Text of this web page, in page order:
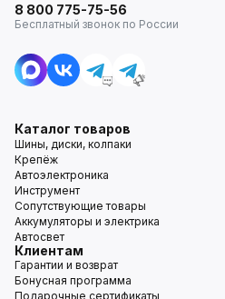
8 800 775-75-56
Бесплатный звонок по России
Каталог товаров
Шины, диски, колпаки
Крепёж
Автоэлектроника
Инструмент
Сопутствующие товары
Аккумуляторы и электрика
Автосвет
Клиентам
Гарантии и возврат
Бонусная программа
Подарочные сертификаты